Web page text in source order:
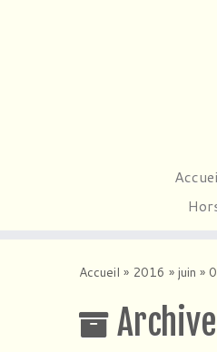
Accueil » 2016 » juin »